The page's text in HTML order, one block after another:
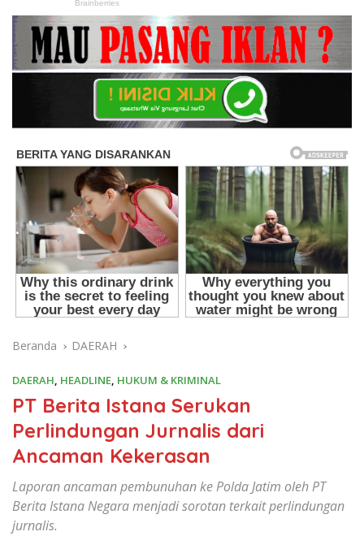
Beranda DAERAH
DAERAH, HEADLINE, HUKUM & KRIMINAL
PT Berita Istana Serukan
Perlindungan Jurnalis dari
Ancaman Kekerasan
Laporan ancaman pembunuhan ke Polda Jatim oleh PT
Berita Istana Negara menjadi sorotan terkait perlindungan
jurnalis.